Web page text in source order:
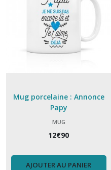
Mug porcelaine : Annonce
Papy
MUG
12€90
AJOUTER AU PANIER